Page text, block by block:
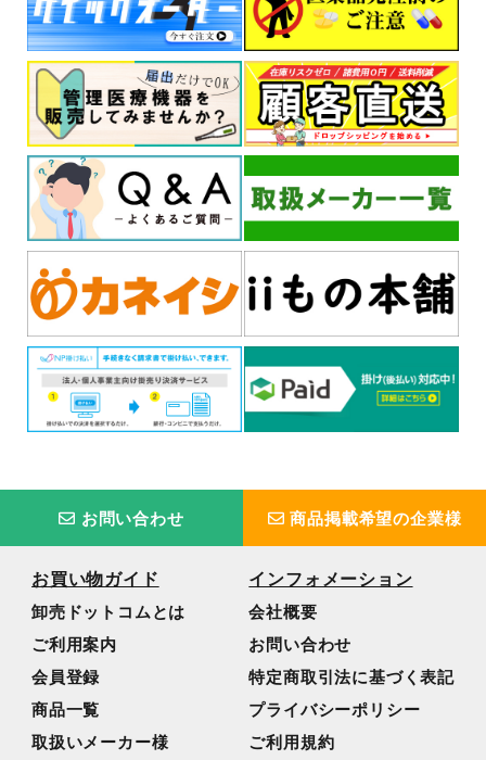
お問い合わせ 商品掲載希望の企業様
お買い物ガイド
卸売ドットコムとは
ご利用案内
会員登録
商品一覧
取扱いメーカー様
インフォメーション
会社概要
お問い合わせ
特定商取引法に基づく表記
プライバシーポリシー
ご利用規約